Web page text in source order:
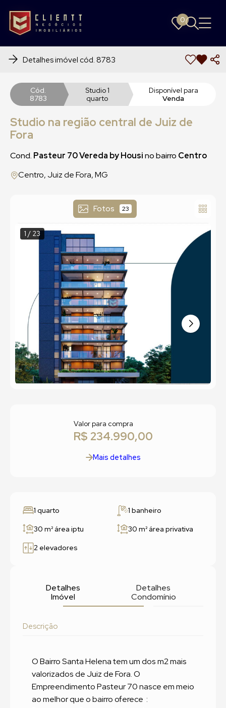
0
0
Detalhes imóvel cód. 8783
Cód.
8783
Studio 1
quarto
Disponível para
Venda
Studio na região central de Juiz de
Fora
Cond. Pasteur 70 Vereda by Housino bairro Centro
Centro, Juiz de Fora, MG
Fotos 23
1 / 23
Valor para compra
R$ 234.990,00
Mais detalhes
1 quarto 1 banheiro
30 m²área iptu 30 m²área privativa
2 elevadores
Detalhes
Imóvel
Detalhes
Condomínio
Descrição
O Bairro Santa Helena tem um dos m2 mais
valorizados de Juiz de Fora. O
Empreendimento Pasteur 70 nasce em meio
ao melhor que o bairro oferece :